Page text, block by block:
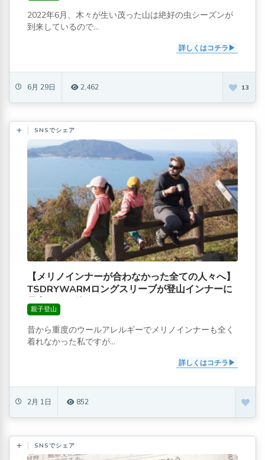
2022年6月、木々が生い茂った山は絶好の虫シーズンが
到来しているので...
詳しくはコチラ
6月 29日 2,462 13
SNSでシェア
【メリノインナーが合わなかった全ての人々へ】
TSDRYWARMロングスリーブが登山インナーに
最高だった件
親子登山
昔から重度のウールアレルギーでメリノインナーも全く
着れなかった私ですが...
詳しくはコチラ
2月 1日 852
SNSでシェア